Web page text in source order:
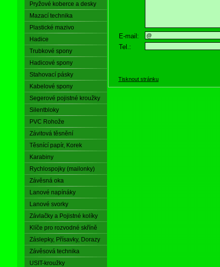
Pryžové koberce a desky
Mazací technika
Plastické mazivo
Hadice
Trubkové spony
Hadicové spony
Stahovací pásky
Kabelové spony
Segerové pojistné kroužky
Silentbloky
PVC Rohože
Závitová těsnění
Těsnící papír, Korek
Karabiny
Rychlospojky (mailonky)
Závěsná oka
Lanové napínáky
Lanové svorky
Závlačky a Pojistné kolíky
Klíče pro rozvodné skříně
Záslepky, Přísavky, Dorazy
Závěsová technika
USIT-kroužky
E-mail:
Tel.:
Tisknout stránku